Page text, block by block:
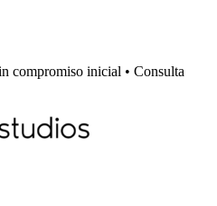
compromiso inicial • Consulta